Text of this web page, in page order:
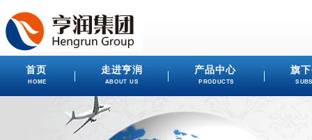
首页
HOME
走进亨润
ABOUT US
产品中心
PRODUCTS
旗